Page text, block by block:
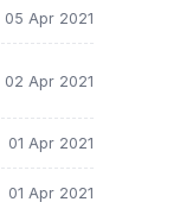
05 Apr 2021
02 Apr 2021
01 Apr 2021
01 Apr 2021